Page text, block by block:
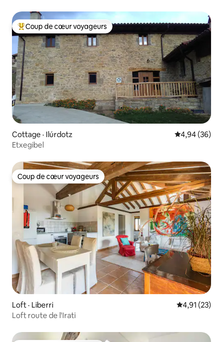
Coup de cœur voyageurs parmi les plus aimés
Coup de cœur voyageurs
Cottage · Ilúrdotz Note
4,94 (36)
Etxegibel
Coup de cœur voyageurs
Coup de cœur voyageurs
Loft · Liberri Note
4,91 (23)
Loft route de l'Irati